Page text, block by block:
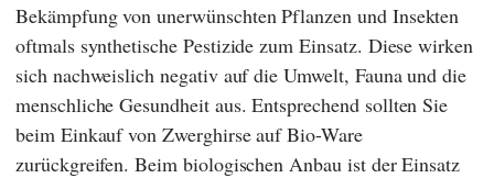
Bekämpfung von unerwünschten Pflanzen und Insekten
oftmals synthetische Pestizide zum Einsatz. Diese wirken
sich nachweislich negativ auf die Umwelt, Fauna und die
menschliche Gesundheit aus. Entsprechend sollten Sie
beim Einkauf von Zwerghirse auf Bio-Ware
zurückgreifen. Beim biologischen Anbau ist der Einsatz